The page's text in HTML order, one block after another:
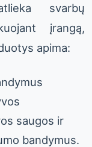
svarbų
įrangą,
apima:
saugos ir
bandymus.